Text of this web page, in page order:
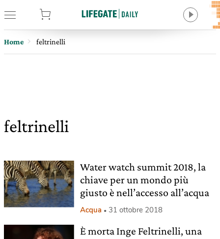
Home feltrinelli
feltrinelli
Water watch summit 2018, la
chiave per un mondo più
giusto è nell’accesso all’acqua
Acqua 31 ottobre 2018
È morta Inge Feltrinelli, una